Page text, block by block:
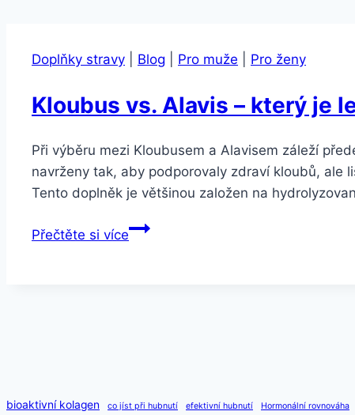
Doplňky stravy Blog Pro muže Pro ženy
Kloubus vs. Alavis – který je
Při výběru mezi Kloubusem a Alavisem záleží
navrženy tak, aby podporovaly zdraví kloubů, ale
Tento doplněk je většinou založen na
Přečtěte si víceKloubus
bioaktivní kolagen co jíst při hubnutí efektivní hubnutí Hormonální rovnováha